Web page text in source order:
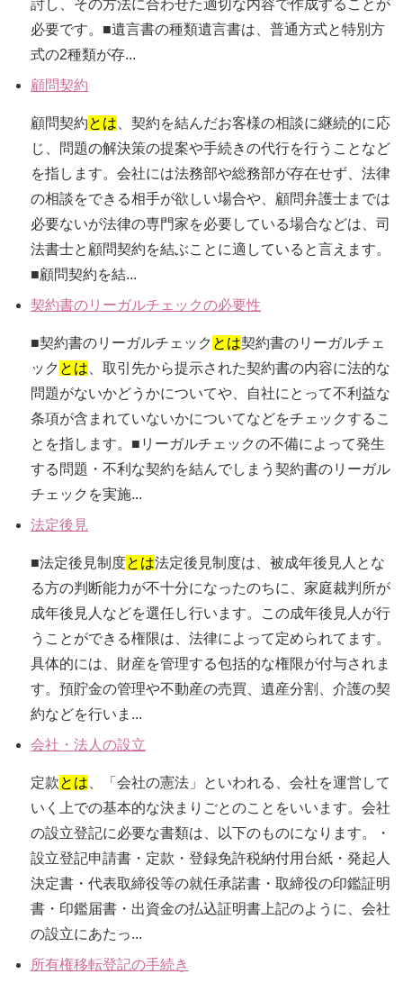
討し、その方法に合わせた適切な内容で作成することが
必要です。■遺言書の種類遺言書は、普通方式と特別方
式の2種類が存...
顧問契約
顧問契約とは 、契約を結んだお客様の相談に継続的に応
じ、問題の解決策の提案や手続きの代行を行うことなど
を指します。会社には法務部や総務部が存在せず、法律
の相談をできる相手が欲しい場合や、顧問弁護士までは
必要ないが法律の専門家を必要している場合などは、司
法書士と顧問契約を結ぶことに適していると言えます。
■顧問契約を結...
契約書のリーガルチェックの必要性
■契約書のリーガルチェック とは契約書のリーガルチェ
ック とは 、取引先から提示された契約書の内容に法的な
問題がないかどうかについてや、自社にとって不利益な
条項が含まれていないかについてなどをチェックするこ
とを指します。■リーガルチェックの不備によって発生
する問題・不利な契約を結んでしまう契約書のリーガル
チェックを実施...
法定後見
■法定後見制度とは法定後見制度は、被成年後見人とな
る方の判断能力が不十分になったのちに、家庭裁判所が
成年後見人などを選任し行います。この成年後見人が行
うことができる権限は、法律によって定められてます。
具体的には、財産を管理する包括的な権限が付与されま
す。預貯金の管理や不動産の売買、遺産分割、介護の契
約などを行いま...
会社・法人の設立
定款とは 、「会社の憲法」といわれる、会社を運営して
いく上での基本的な決まりごとのことをいいます。会社
の設立登記に必要な書類は、以下のものになります。・
設立登記申請書・定款・登録免許税納付用台紙・発起人
決定書・代表取締役等の就任承諾書・取締役の印鑑証明
書・印鑑届書・出資金の払込証明書上記のように、会社
の設立にあたっ...
所有権移転登記の手続き